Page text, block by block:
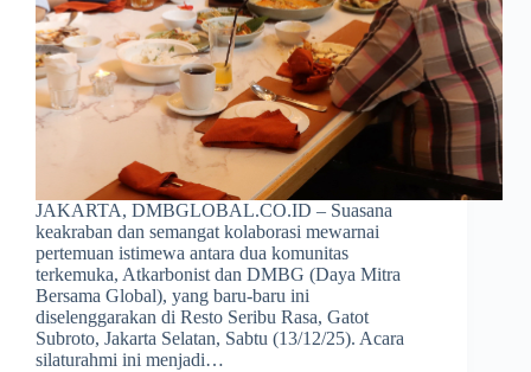
JAKARTA, DMBGLOBAL.CO.ID – Suasana
keakraban dan semangat kolaborasi mewarnai
pertemuan istimewa antara dua komunitas
terkemuka, Atkarbonist dan DMBG (Daya Mitra
Bersama Global), yang baru-baru ini
diselenggarakan di Resto Seribu Rasa, Gatot
Subroto, Jakarta Selatan, Sabtu (13/12/25). Acara
silaturahmi ini menjadi…